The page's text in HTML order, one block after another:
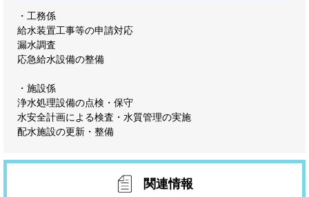
・工務係
給水装置工事等の申請対応
漏水調査
応急給水設備の整備
・施設係
浄水処理設備の点検・保守
水安全計画による検査・水質管理の実施
配水施設の更新・整備
関連情報